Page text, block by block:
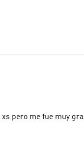
pero me fue muy